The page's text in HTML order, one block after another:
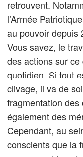
retrouvent.
l’Armée
au pouvoir depuis
Vous savez, le
des actions sur
quotidien. Si tout
clivage, il va de
fragmentation des
également des
Cependant, au
conscients que la